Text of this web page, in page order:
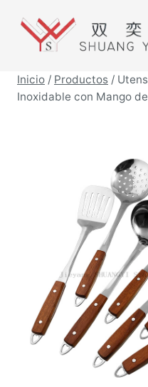
contenido
Inicio / Productos /
Inoxidable con Mango